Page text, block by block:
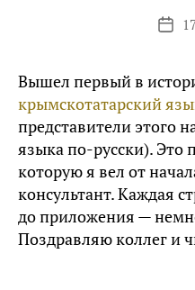
Дата
Вышел первый в
крымскотатарский
представители этого
языка по-русски). Это
которую я вел от
консультант. Каждая
до приложения —
Поздравляю коллег и